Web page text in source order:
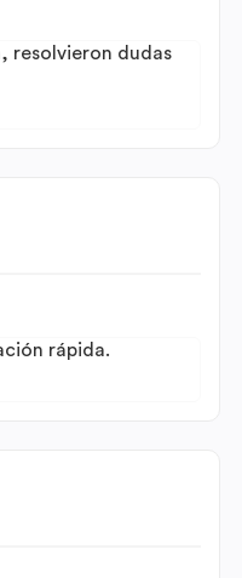
resolvieron dudas
rápida.